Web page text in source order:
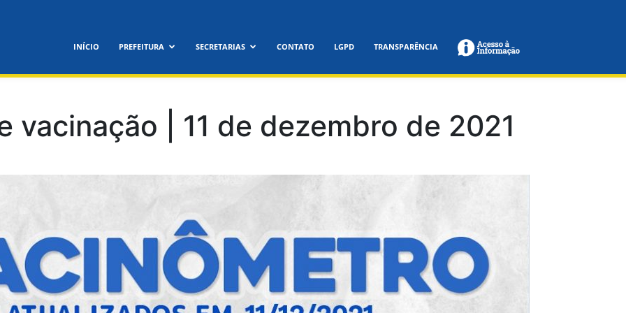
INÍCIO PREFEITURA SECRETARIAS CONTATO LGPD TRANSPARÊNCIA
vacinação | 11 de dezembro de 2021